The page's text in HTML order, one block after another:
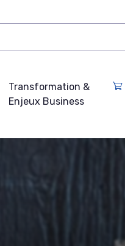
Transformation &
Enjeux Business